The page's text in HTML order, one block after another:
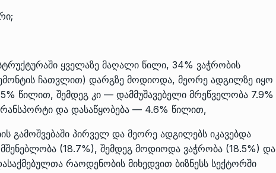
ყველაზე მაღალი წილი, 34% ვაჭრობის
ჩათვლით) დარგზე მოდიოდა, მეორე ადგილზე იყო
წილით, შემდეგ კი — დამმუშავებელი მრეწველობა 7.9%
და დასაწყობება — 4.6% წილით,
გამოშვებაში პირველ და მეორე ადგილებს იკავებდა
(18.7%), შემდეგ მოდიოდა ვაჭრობა (18.5%) და
რაოდენობის მიხედვით ბიზნესს სექტორში